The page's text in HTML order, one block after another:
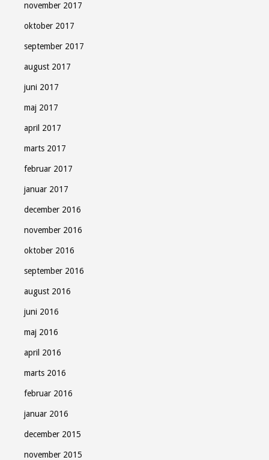
november 2017
oktober 2017
september 2017
august 2017
juni 2017
maj 2017
april 2017
marts 2017
februar 2017
januar 2017
december 2016
november 2016
oktober 2016
september 2016
august 2016
juni 2016
maj 2016
april 2016
marts 2016
februar 2016
januar 2016
december 2015
november 2015